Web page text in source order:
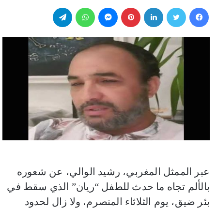
عبر الممثل المغربي، رشيد الوالي، عن شعوره
بالألم تجاه ما حدث للطفل “ريان” الذي سقط في
بئر ضيق، يوم الثلاثاء المنصرم، ولا زال لحدود